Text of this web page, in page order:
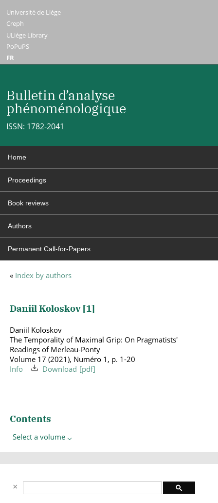
Université de Liège
Creph
ULiège Library
PoPuPS
FR
Bulletin d’analyse
phénoménologique
ISSN: 1782-2041
Home
Proceedings
Book reviews
Authors
Permanent Call-for-Papers
« Index by authors
Daniil Koloskov [1]
Daniil Koloskov
The Temporality of Maximal Grip: On Pragmatists'
Readings of Merleau-Ponty
Volume 17 (2021), Numéro 1, p. 1-20
Info
Download
Contents
Select a volume